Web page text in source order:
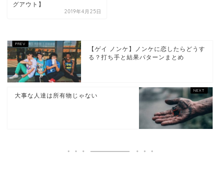
グアウト】
2019年4月25日
【ゲイ ノンケ】ノンケに恋したらどうす
る？打ち手と結果パターンまとめ
大事な人達は所有物じゃない